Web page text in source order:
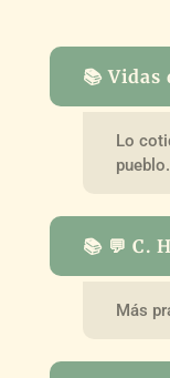
📚 Vidas
Lo
pueblo.
📚 💬 C.
Más